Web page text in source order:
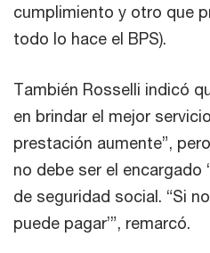
cumplimiento y otro que
todo lo hace el BPS).
También Rosselli indicó
en brindar el mejor
prestación aumente”,
no debe ser el encargado
de seguridad social. “Si
puede pagar’”, remarcó.